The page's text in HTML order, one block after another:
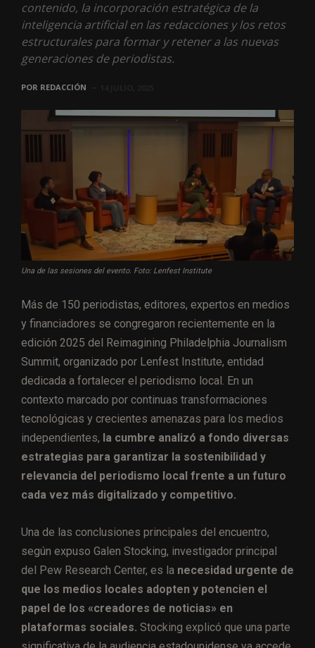
contenido, la incorporación estratégica de la
inteligencia artificial en las redacciones y los retos
estructurales para formar y retener a las nuevas
generaciones de periodistas.
POR REDACCIÓN
Una de las sesiones del evento. Foto: Lenfest Institute
Más de 150 periodistas, editores, expertos en medios
y financiadores se congregaron recientemente en la
edición 2025 del Reimagining Philadelphia Journalism
Summit, organizado por Lenfest Institute, entidad
dedicada a fortalecer el periodismo local. En un
contexto marcado por continuas transformaciones
tecnológicas y crecientes amenazas para los medios
independientes, la cumbre analizó a fondo diversas
estrategias para garantizar la sostenibilidad y
relevancia del periodismo local frente a un futuro
cada vez más digitalizado y competitivo.
Una de las conclusiones principales del encuentro,
según expuso Galen Stocking, investigador principal
del Pew Research Center, es la necesidad urgente de
que los medios locales adopten y potencien el
papel de los «creadores de noticias» en
plataformas sociales. Stocking explicó que una parte